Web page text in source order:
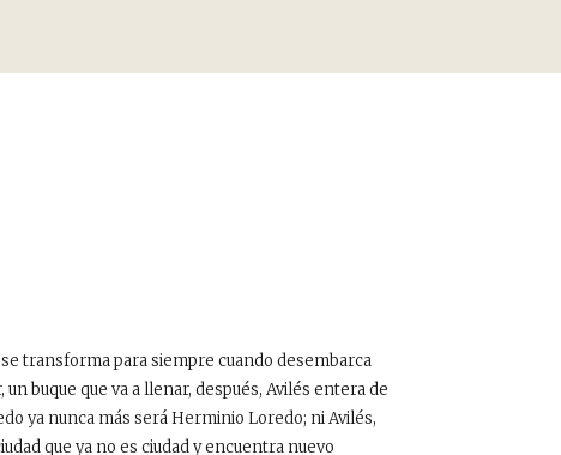
transforma para siempre cuando desembarca
buque que va a llenar, después, Avilés entera de
ya nunca más será Herminio Loredo; ni Avilés,
que ya no es ciudad y encuentra nuevo